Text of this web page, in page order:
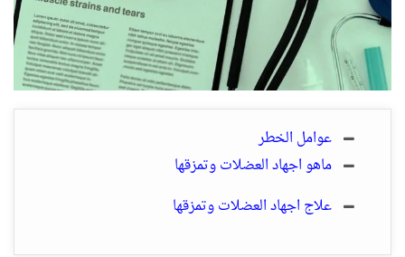
عوامل الخطر
ماهو اجهاد العضلات وتمزقها
علاج اجهاد العضلات وتمزقها